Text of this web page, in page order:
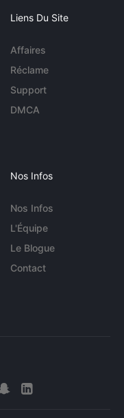
Liens Du Site
Affaires
Réclame
Support
DMCA
Nos Infos
Nos Infos
L'Équipe
Le Blogue
Contact